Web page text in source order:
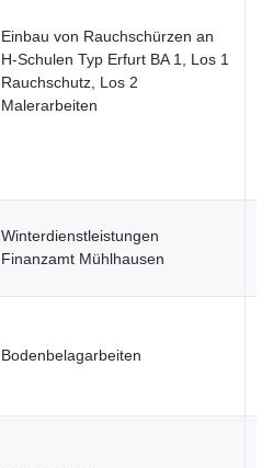
Einbau von Rauchschürzen an
H-Schulen Typ Erfurt BA 1, Los 1
Rauchschutz, Los 2
Malerarbeiten
Winterdienstleistungen
Finanzamt Mühlhausen
Bodenbelagarbeiten